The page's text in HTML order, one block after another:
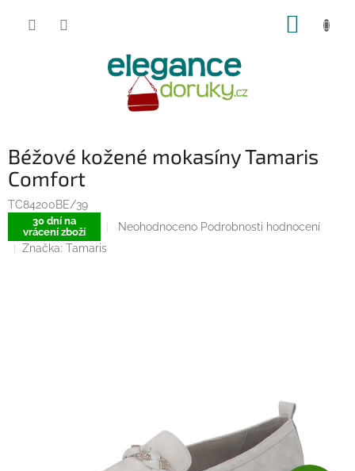
Béžové kožené mokasíny Tamaris
Comfort
TC84200BE/39
30 dní na
vrácení zboží
Průměrné
Neohodnoceno Podrobnosti hodnocení
Značka: Tamaris